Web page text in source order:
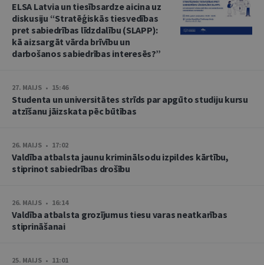
ELSA Latvia un tiesībsardze aicina uz
diskusiju “Stratēģiskās tiesvedības
pret sabiedrības līdzdalību (SLAPP):
kā aizsargāt vārda brīvību un
darbošanos sabiedrības interesēs?”
27. MAIJS • 15:46
Studenta un universitātes strīds par apgūto studiju kursu
atzīšanu jāizskata pēc būtības
26. MAIJS • 17:02
Valdība atbalsta jaunu kriminālsodu izpildes kārtību,
stiprinot sabiedrības drošību
26. MAIJS • 16:14
Valdība atbalsta grozījumus tiesu varas neatkarības
stiprināšanai
25. MAIJS • 11:01